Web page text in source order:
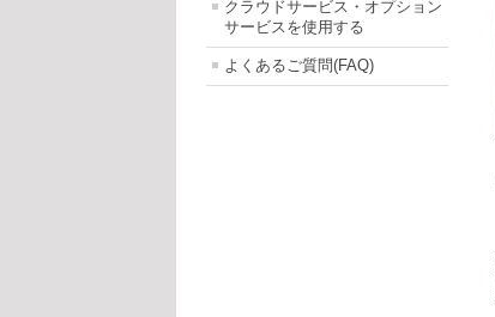
クラウドサービス・オプション
サービスを使用する
よくあるご質問(FAQ)